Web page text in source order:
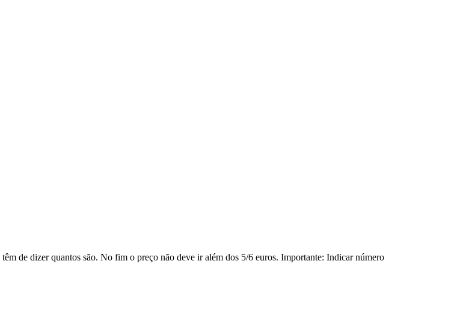
de dizer quantos são. No fim o preço não deve ir além dos 5/6 euros. Importante: Indicar número